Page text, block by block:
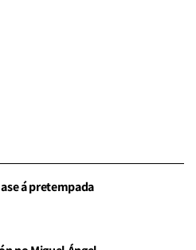
á pretempada